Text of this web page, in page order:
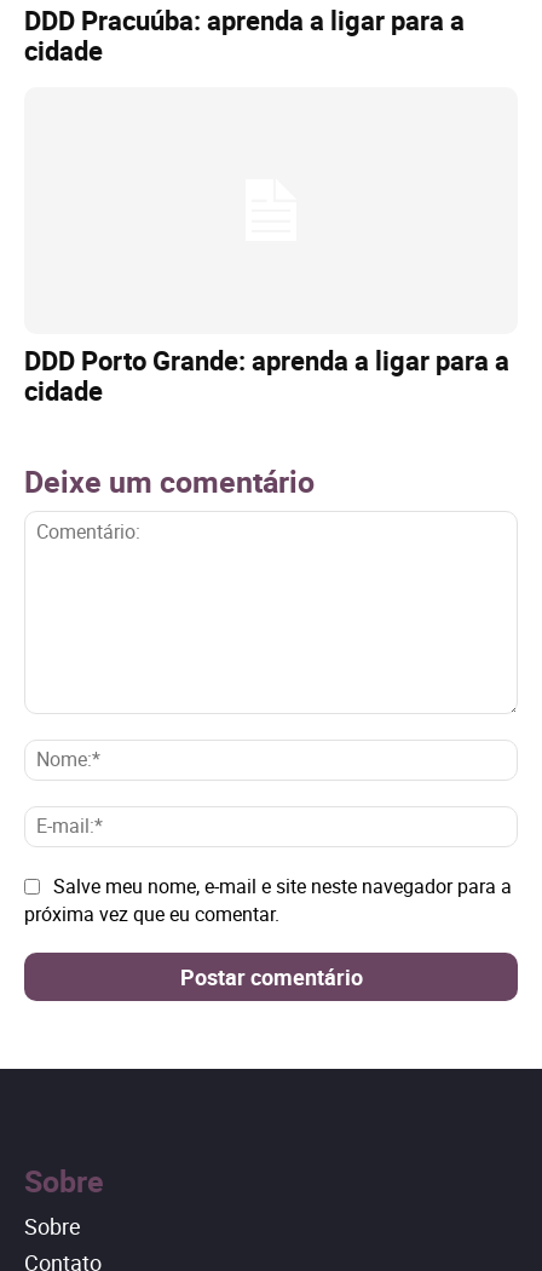
DDD Pracuúba: aprenda a ligar para a
cidade
DDD Porto Grande: aprenda a ligar para a
cidade
Deixe um comentário
E-
Site: Salve meu nome, e-mail e site neste navegador para a
próxima vez que eu comentar.
Sobre
Sobre
Contato